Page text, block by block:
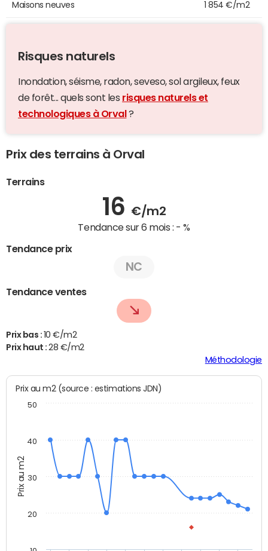
Maisons neuves 1 854 €/m2
Risques naturels
Inondation, séisme, radon, seveso, sol argileux, feux
de forêt... quels sont les risques naturels et
technologiques à Orval ?
Prix des terrains à Orval
Terrains
16 €/m2
Tendance sur 6 mois : - %
Tendance prix
NC
Tendance ventes
Prix bas : 10 €/m2
Prix haut :28 €/m2
Méthodologie
Prix au m2
Prix au m2 (source : estimations JDN)
20
30
40
50